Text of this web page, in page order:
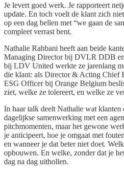
Je levert goed werk. Je rapporteert
update. En toch voelt de klant zich
op een dag bellen met “we gaan de
compleet verrast bent.
Nathalie Rahbani heeft aan beide
Managing Director bij DVLR DDB
bij LDV United werkte ze jarenlang
die klant: als Director & Acting Chief
ESG Officer bij Orange Belgium
ziet, welke ze tolereert, en welke ze
In haar talk deelt Nathalie wat klanten
dagelijkse samenwerking met een
pitchmomenten, maar het gewone
je anticipeert, hoe je omgaat met
en wanneer je dat beter niet doet.
opbouwen. En welke, zonder dat je
dag na dag uithollen.